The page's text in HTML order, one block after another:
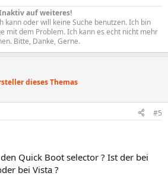
auf weiteres!
kann oder will keine Suche benutzen. Ich bin
mit dem Problem. Ich kann es echt nicht mehr
Bitte, Danke, Gerne.​
dieses Themas
#5
Quick Boot selector ? Ist der bei
bei Vista ?